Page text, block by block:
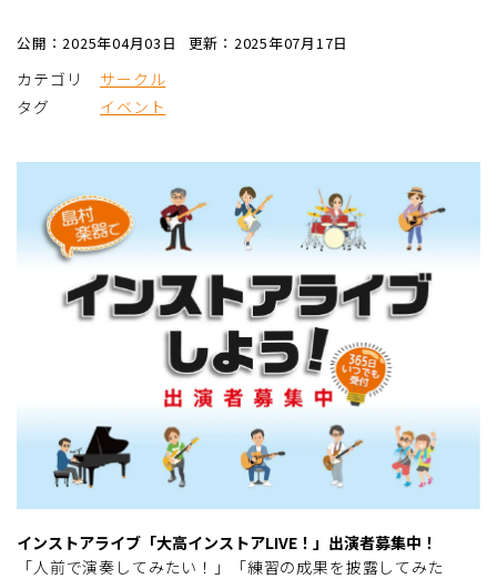
公開：2025年04月03日 更新：2025年07月17日
カテゴリ
サークル
タグ
イベント
インストアライブ「大高インストアLIVE！」出演者募集中！
「人前で演奏してみたい！」「練習の成果を披露してみた